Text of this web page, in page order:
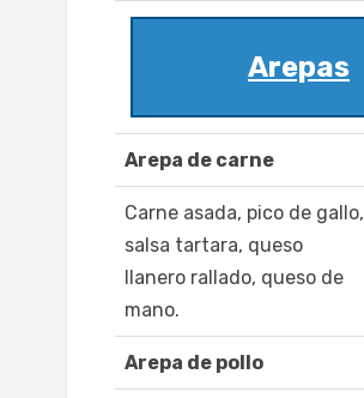
Arepas
Arepa de carne
Carne asada, pico de gallo,
salsa tartara, queso
llanero rallado, queso de
mano.
Arepa de pollo